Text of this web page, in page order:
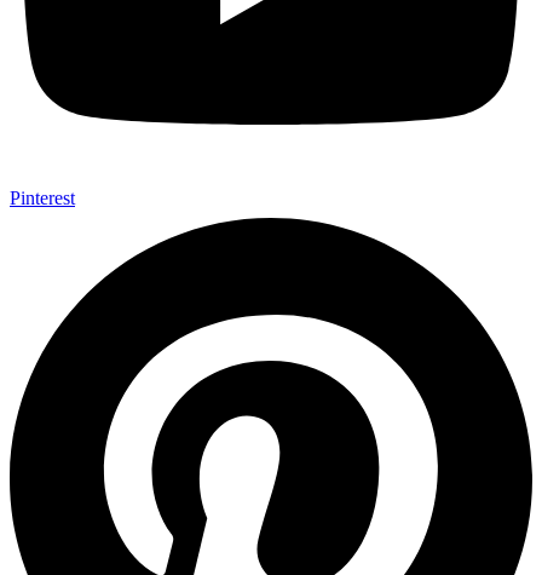
Pinterest